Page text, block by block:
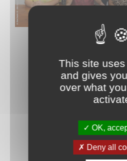
gestion de vos données personnelles
POLITIQUE DE
This site
and gives
over what
OK,
Deny all